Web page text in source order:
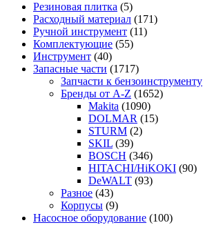
Резиновая плитка (5)
Расходный материал (171)
Ручной инструмент (11)
Комплектующие (55)
Инструмент (40)
Запасные части (1717)
Запчасти к бензоинструменту
Бренды от A-Z (1652)
Makita (1090)
DOLMAR (15)
STURM (2)
SKIL (39)
BOSCH (346)
HITACHI/HiKOKI (90)
DeWALT (93)
Разное (43)
Корпусы (9)
Насосное оборудование (100)